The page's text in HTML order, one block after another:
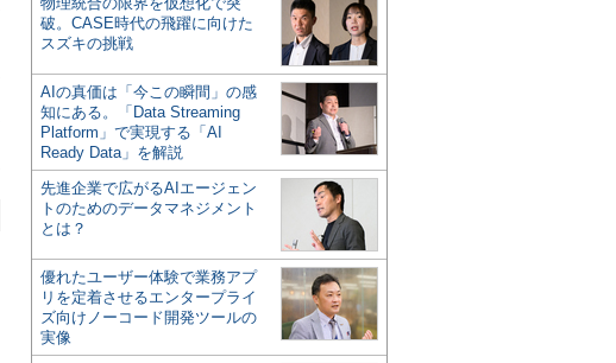
破。CASE時代の飛躍に向けた
スズキの挑戦
AIの真価は「今この瞬間」の感
知にある。「Data Streaming
Platform」で実現する「AI
Ready Data」を解説
先進企業で広がるAIエージェン
トのためのデータマネジメント
とは？
優れたユーザー体験で業務アプ
リを定着させるエンタープライ
ズ向けノーコード開発ツールの
実像